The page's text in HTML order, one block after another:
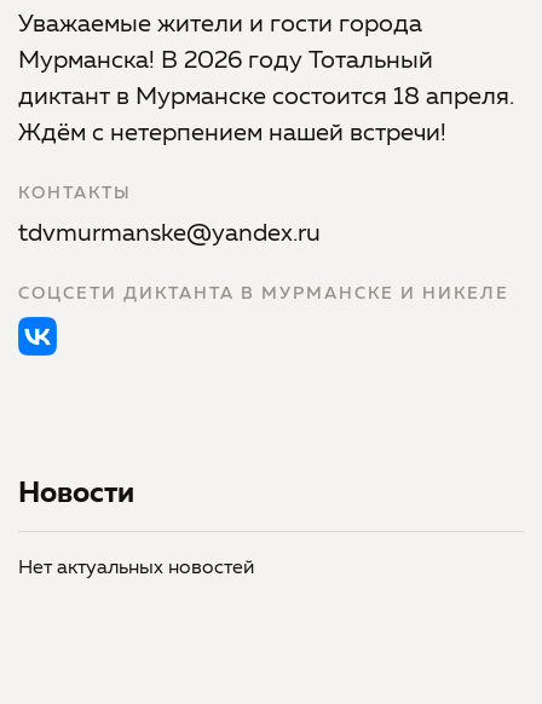
Уважаемые жители и гости города
Мурманска! В 2026 году Тотальный
диктант в Мурманске состоится 18 апреля.
Ждём с нетерпением нашей встречи!
КОНТАКТЫ
tdvmurmanske@yandex.ru
СОЦСЕТИ ДИКТАНТА В МУРМАНСКЕ И НИКЕЛЕ
Новости
Нет актуальных новостей